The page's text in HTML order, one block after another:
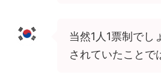
当然1人1票制でし
されていたことで